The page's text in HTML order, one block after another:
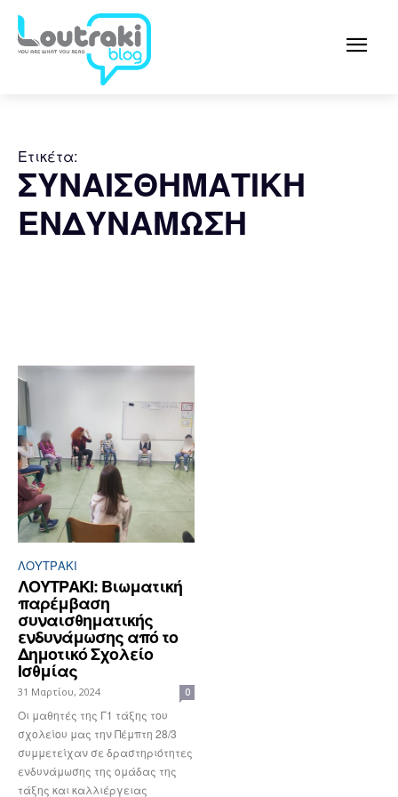
Ετικέτα:
ΣΥΝΑΙΣΘΗΜΑΤΙΚΗ
ΕΝΔΥΝΑΜΩΣΗ
ΛΟΥΤΡΆΚΙ
ΛΟΥΤΡΑΚΙ: Βιωματική
παρέμβαση
συναισθηματικής
ενδυνάμωσης από το
Δημοτικό Σχολείο
Ισθμίας
31 Μαρτίου, 2024 0
Οι μαθητές της Γ1 τάξης του
σχολείου μας την Πέμπτη 28/3
συμμετείχαν σε δραστηριότητες
ενδυνάμωσης της ομάδας της
τάξης και καλλιέργειας